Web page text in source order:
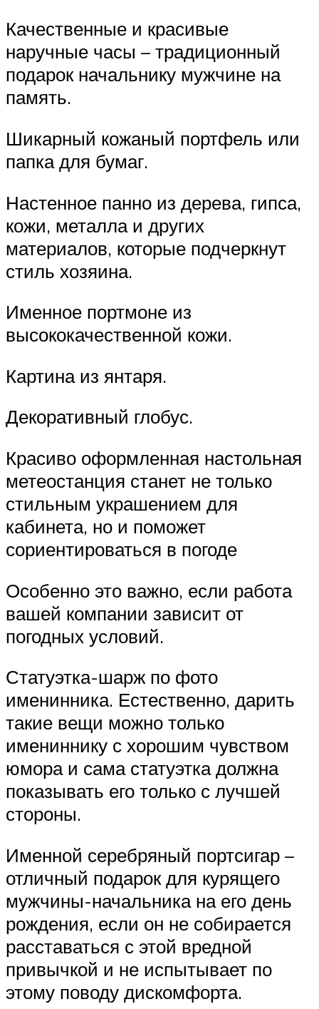
Качественные и красивые
наручные часы – традиционный
подарок начальнику мужчине на
память.
Шикарный кожаный портфель или
папка для бумаг.
Настенное панно из дерева, гипса,
кожи, металла и других
материалов, которые подчеркнут
стиль хозяина.
Именное портмоне из
высококачественной кожи.
Картина из янтаря.
Декоративный глобус.
Красиво оформленная настольная
метеостанция станет не только
стильным украшением для
кабинета, но и поможет
сориентироваться в погоде
Особенно это важно, если работа
вашей компании зависит от
погодных условий.
Статуэтка-шарж по фото
именинника. Естественно, дарить
такие вещи можно только
имениннику с хорошим чувством
юмора и сама статуэтка должна
показывать его только с лучшей
стороны.
Именной серебряный портсигар –
отличный подарок для курящего
мужчины-начальника на его день
рождения, если он не собирается
расставаться с этой вредной
привычкой и не испытывает по
этому поводу дискомфорта.